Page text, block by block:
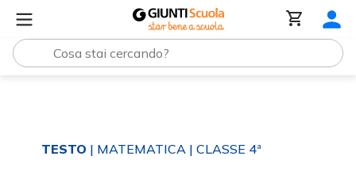
TESTO | MATEMATICA | CLASSE 4ª